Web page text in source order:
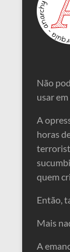
Não
usar
A
horas
quem
Então,
Mais
A